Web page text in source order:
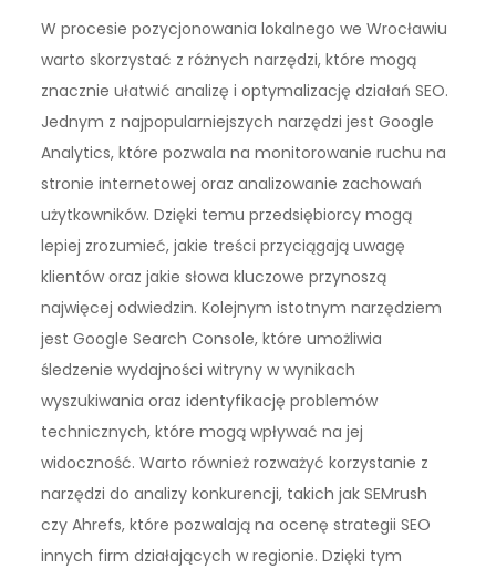
W procesie pozycjonowania lokalnego we Wrocławiu
warto skorzystać z różnych narzędzi, które mogą
znacznie ułatwić analizę i optymalizację działań SEO.
Jednym z najpopularniejszych narzędzi jest Google
Analytics, które pozwala na monitorowanie ruchu na
stronie internetowej oraz analizowanie zachowań
użytkowników. Dzięki temu przedsiębiorcy mogą
lepiej zrozumieć, jakie treści przyciągają uwagę
klientów oraz jakie słowa kluczowe przynoszą
najwięcej odwiedzin. Kolejnym istotnym narzędziem
jest Google Search Console, które umożliwia
śledzenie wydajności witryny w wynikach
wyszukiwania oraz identyfikację problemów
technicznych, które mogą wpływać na jej
widoczność. Warto również rozważyć korzystanie z
narzędzi do analizy konkurencji, takich jak SEMrush
czy Ahrefs, które pozwalają na ocenę strategii SEO
innych firm działających w regionie. Dzięki tym